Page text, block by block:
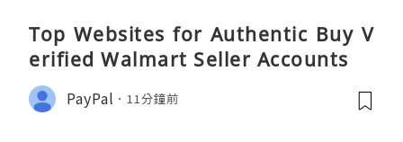
Top Websites for Authentic Buy V
erified Walmart Seller Accounts
PayPal 11分鐘前